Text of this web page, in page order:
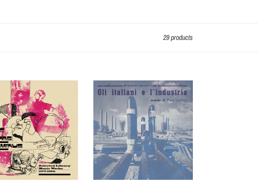
29 products
Gli
Italiani
L'Industria
(LP)